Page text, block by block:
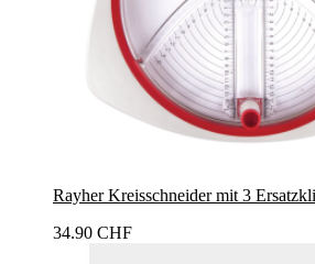
Rayher Kreisschneider mit 3
34.90 CHF